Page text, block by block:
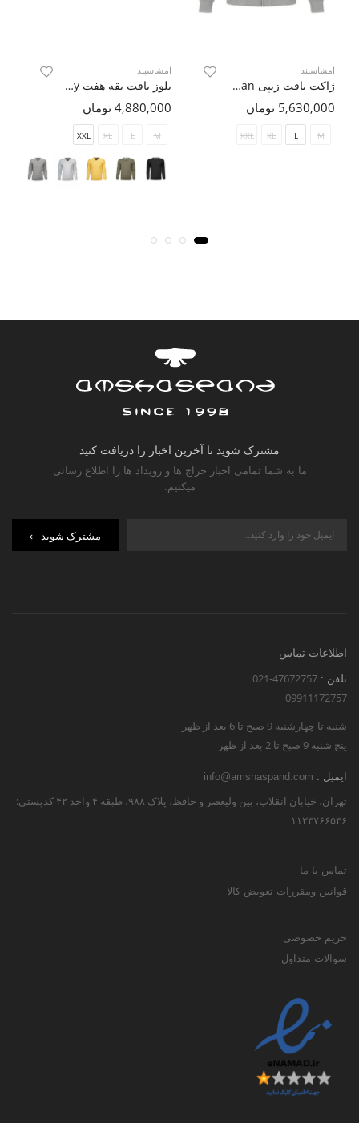
امشاسپند
ژاکت بافت زیپی Shangan
5,630,000 تومان
M
L
XL
XXL
امشاسپند
بلوز بافت یقه هفت Dignity
4,880,000 تومان
M
L
XL
XXL
مشترک شوید تا آخرین اخبار را دریافت کنید
ما به شما تمامی اخبار حراج ها و رویداد ها را اطلاع رسانی
میکنیم.
مشترک شوید
اطلاعات تماس
تلفن : 021-47672757
09911172757
شنبه تا چهارشنبه 9 صبح تا 6 بعد از ظهر
پنج شنبه 9 صبح تا 2 بعد از ظهر
ایمیل : info@amshaspand.com
تهران، خیابان انقلاب، بین ولیعصر و حافظ، پلاک ۹۸۸، طبقه ۴ واحد ۴۲ کدپستی:
۱۱۳۳۷۶۶۵۳۶
تماس با ما
قوانین ومقررات تعویض کالا
حریم خصوصی
سوالات متداول